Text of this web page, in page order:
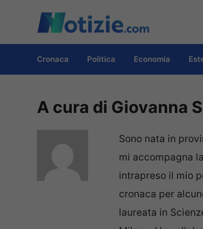
contenuto
Cronaca Politica Economia
A cura di Giovanna
Sono nata in
mi accompagna
intrapreso il mio
cronaca per
laureata in